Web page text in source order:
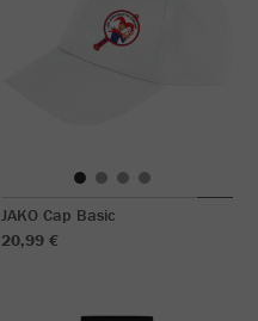
JAKO Cap Basic
20,99 €